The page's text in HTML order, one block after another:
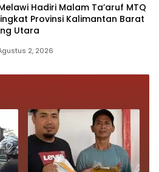
Hadiri Malam Ta’aruf MTQ
Provinsi Kalimantan Barat
Utara
2, 2026